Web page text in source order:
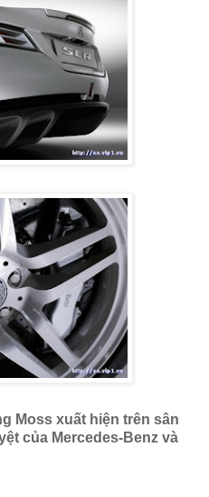
Moss xuất hiện trên sân
của Mercedes-Benz và